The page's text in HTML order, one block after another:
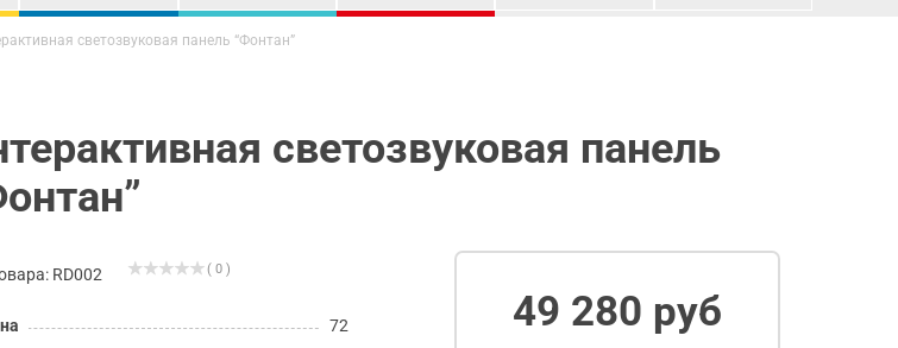
светозвуковая панель “Фонтан”
светозвуковая панель
RD002 ( 0 )
72
49 280 руб